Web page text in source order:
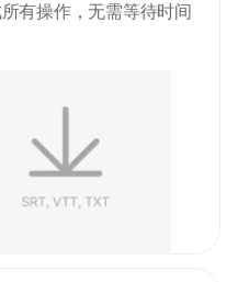
有操作，无需等待时间